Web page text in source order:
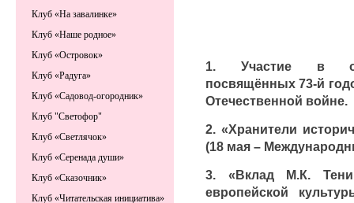
1. Участие в
посвящённых 73-й
Отечественной войне.
2. «Хранители
(18 мая –
3. «Вклад М.К.
европейской
Клуб «На завалинке»
Клуб «Наше родное»
Клуб «Островок»
Клуб «Радуга»
Клуб «Садовод-огородник»
Клуб "Светофор"
Клуб «Светлячок»
Клуб «Серенада души»
Клуб «Сказочник»
Клуб «Читательская инициатива»